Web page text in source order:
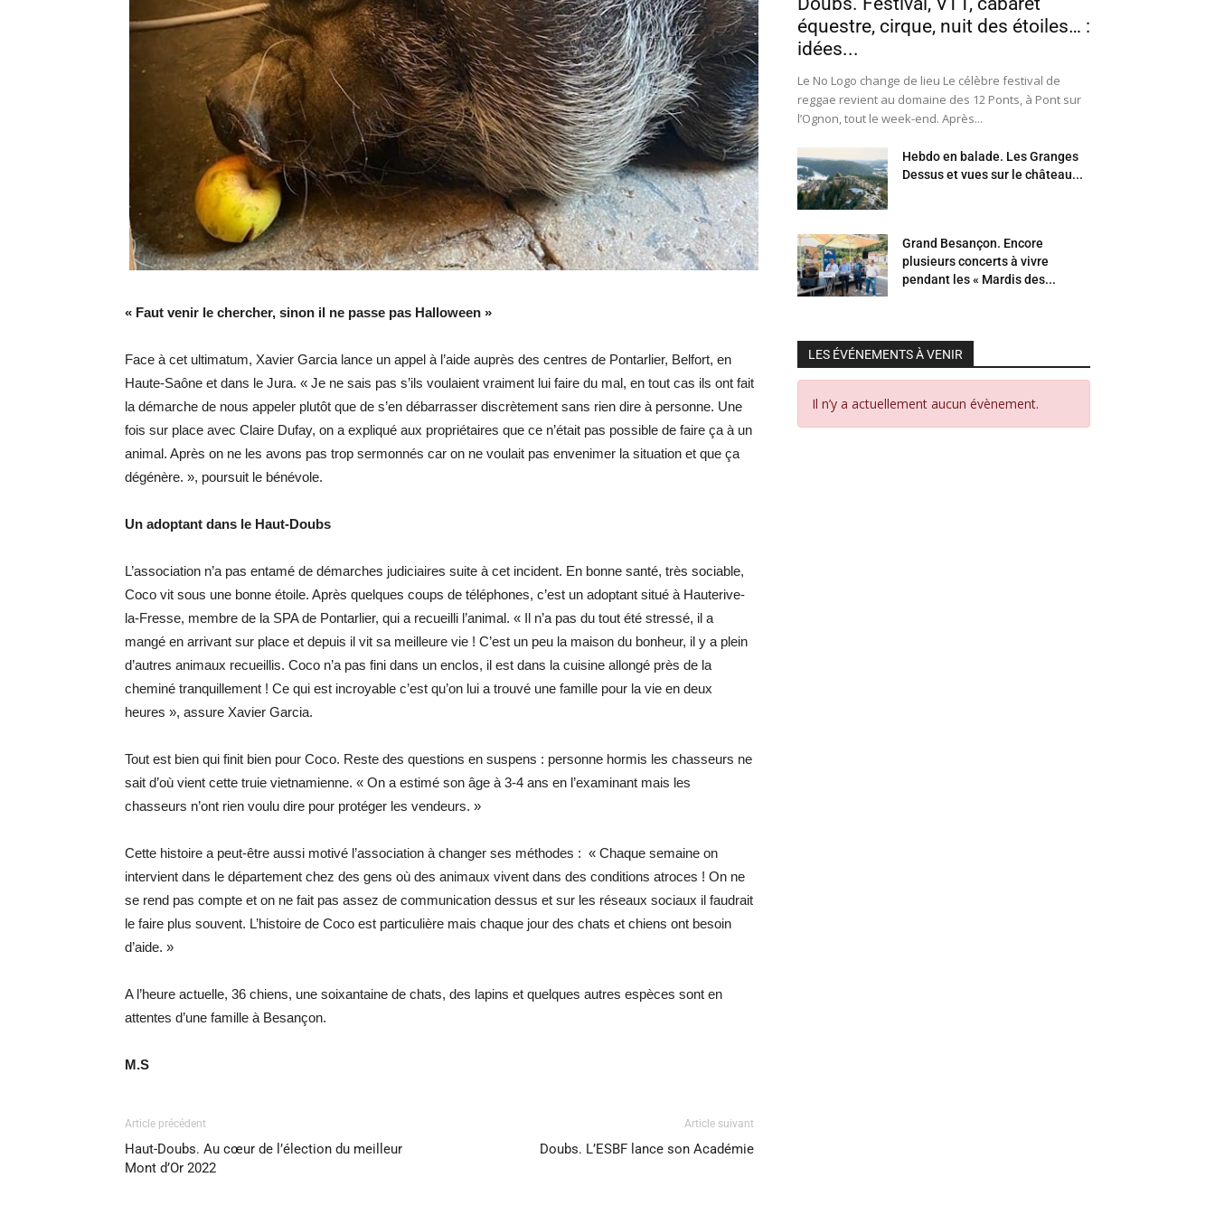
« Faut venir le chercher, sinon il ne passe pas Halloween »
Face à cet ultimatum, Xavier Garcia lance un appel à l’aide auprès des centres de Pontarlier, Belfort, en
Haute-Saône et dans le Jura. « Je ne sais pas s’ils voulaient vraiment lui faire du mal, en tout cas ils ont fait
la démarche de nous appeler plutôt que de s’en débarrasser discrètement sans rien dire à personne. Une
fois sur place avec Claire Dufay, on a expliqué aux propriétaires que ce n’était pas possible de faire ça à un
animal. Après on ne les avons pas trop sermonnés car on ne voulait pas envenimer la situation et que ça
dégénère. », poursuit le bénévole.
Un adoptant dans le Haut-Doubs
L’association n’a pas entamé de démarches judiciaires suite à cet incident. En bonne santé, très sociable,
Coco vit sous une bonne étoile. Après quelques coups de téléphones, c’est un adoptant situé à Hauterive-
la-Fresse, membre de la SPA de Pontarlier, qui a recueilli l’animal. « Il n’a pas du tout été stressé, il a
mangé en arrivant sur place et depuis il vit sa meilleure vie ! C’est un peu la maison du bonheur, il y a plein
d’autres animaux recueillis. Coco n’a pas fini dans un enclos, il est dans la cuisine allongé près de la
cheminé tranquillement ! Ce qui est incroyable c’est qu’on lui a trouvé une famille pour la vie en deux
heures », assure Xavier Garcia.
Tout est bien qui finit bien pour Coco. Reste des questions en suspens : personne hormis les chasseurs ne
sait d’où vient cette truie vietnamienne. « On a estimé son âge à 3-4 ans en l’examinant mais les
chasseurs n’ont rien voulu dire pour protéger les vendeurs. »
Cette histoire a peut-être aussi motivé l’association à changer ses méthodes : « Chaque semaine on
intervient dans le département chez des gens où des animaux vivent dans des conditions atroces ! On ne
se rend pas compte et on ne fait pas assez de communication dessus et sur les réseaux sociaux il faudrait
le faire plus souvent. L’histoire de Coco est particulière mais chaque jour des chats et chiens ont besoin
d’aide. »
A l’heure actuelle, 36 chiens, une soixantaine de chats, des lapins et quelques autres espèces sont en
attentes d’une famille à Besançon.
M.S
Article précédent
Haut-Doubs. Au cœur de l’élection du meilleur
Mont d’Or 2022
Article suivant
Doubs. L’ESBF lance son Académie
équestre, cirque, nuit des étoiles… :
idées...
Le No Logo change de lieu Le célèbre festival de
reggae revient au domaine des 12 Ponts, à Pont sur
l’Ognon, tout le week-end. Après...
Hebdo en balade. Les Granges
Dessus et vues sur le château...
Grand Besançon. Encore
plusieurs concerts à vivre
pendant les « Mardis des...
LES ÉVÉNEMENTS À VENIR
Il n’y a actuellement aucun évènement.